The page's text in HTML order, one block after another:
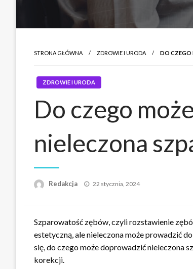
STRONA GŁÓWNA ZDROWIE I URODA DO CZEGO
ZDROWIE I URODA
Do czego
nieleczona
Redakcja Napisano
22 stycznia, 2024
Szparowatość zębów, czyli rozstawienie
estetyczną, ale nieleczona może prowadzić
się, do czego może doprowadzić nieleczona
korekcji.